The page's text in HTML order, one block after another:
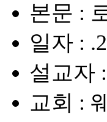
본문 :
일자 :
설교자
교회 :